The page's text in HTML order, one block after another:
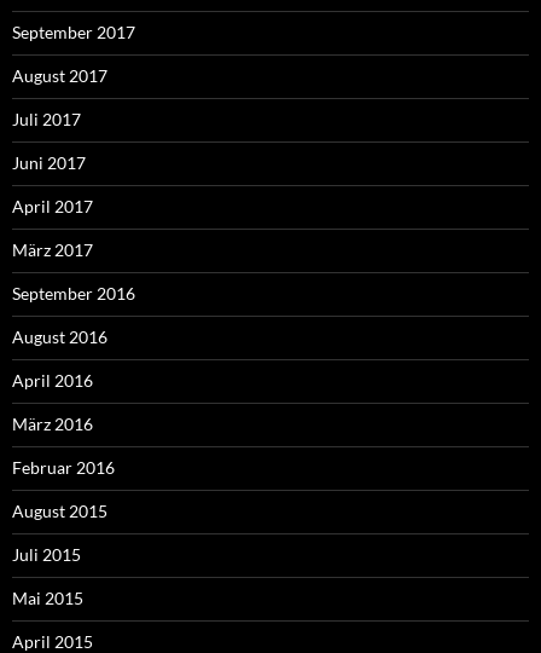
September 2017
August 2017
Juli 2017
Juni 2017
April 2017
März 2017
September 2016
August 2016
April 2016
März 2016
Februar 2016
August 2015
Juli 2015
Mai 2015
April 2015